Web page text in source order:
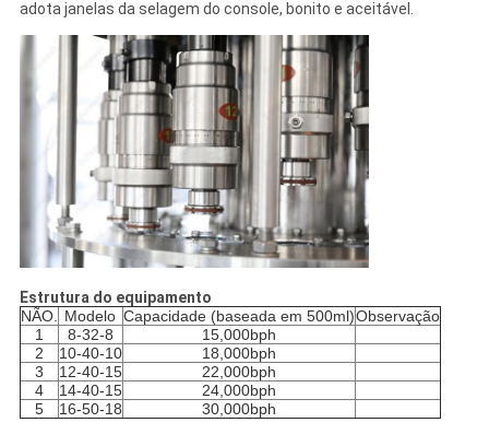
adota janelas da selagem do console, bonito e aceitável.
Estrutura do equipamento
NÃO.
Modelo Capacidade (baseada em 500ml)Observação
1
8-32-8
15,000bph
2
10-40-10
18,000bph
3
12-40-15
22,000bph
4
14-40-15
24,000bph
5
16-50-18 30,000bph